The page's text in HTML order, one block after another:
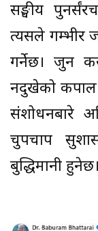
सङ्घीय
त्यसले गम्भीर
गर्नेछ। जुन
नदुखेको कपाल
संशोधनबारे
चुपचाप
बुद्धिमानी